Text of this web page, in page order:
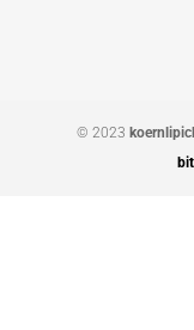
© 2023